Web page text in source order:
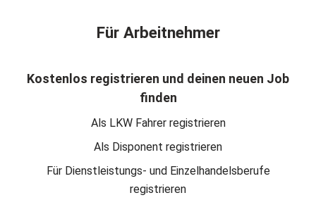
Für Arbeitnehmer
Kostenlos registrieren und deinen neuen Job
finden
Als LKW Fahrer registrieren
Als Disponent registrieren
Für Dienstleistungs- und Einzelhandelsberufe
registrieren